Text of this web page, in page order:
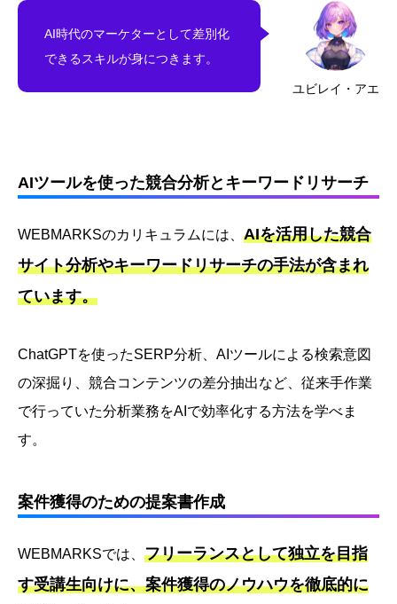
ユビレイ・アエ
AI時代のマーケターとして差別化
できるスキルが身につきます。
AIツールを使った競合分析とキーワードリサーチ
WEBMARKSのカリキュラムには、 AIを活用した競合
サイト分析やキーワードリサーチの手法が含まれ
ています。
ChatGPTを使ったSERP分析、AIツールによる検索意図
の深掘り、競合コンテンツの差分抽出など、従来手作業
で行っていた分析業務をAIで効率化する方法を学べま
す。
案件獲得のための提案書作成
WEBMARKSでは、 フリーランスとして独立を目指
す受講生向けに、案件獲得のノウハウを徹底的に